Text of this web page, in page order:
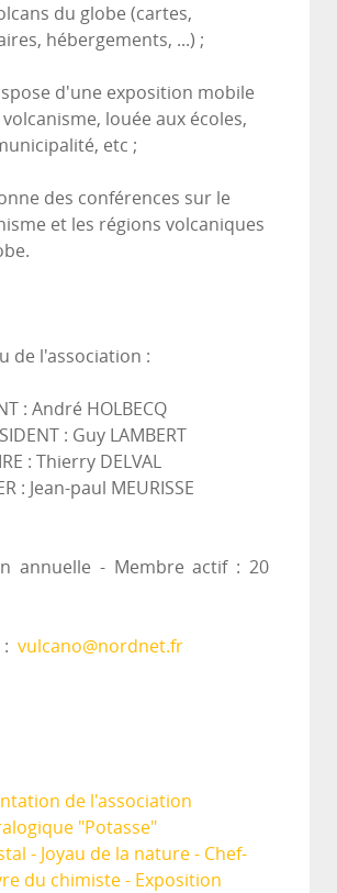
du globe (cartes,
hébergements, ...) ;
d'une exposition mobile
louée aux écoles,
etc ;
des conférences sur le
et les régions volcaniques
de l'association :
: André HOLBECQ
: Guy LAMBERT
: Thierry DELVAL
: Jean-paul MEURISSE
annuelle - Membre actif : 20
vulcano@nordnet.fr
de l'association
"Potasse"
- Joyau de la nature - Chef-
du chimiste - Exposition